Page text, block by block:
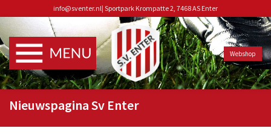
info@sventer.nl| Sportpark Krompatte 2, 7468 AS Enter
Webshop
Nieuwspagina Sv Enter